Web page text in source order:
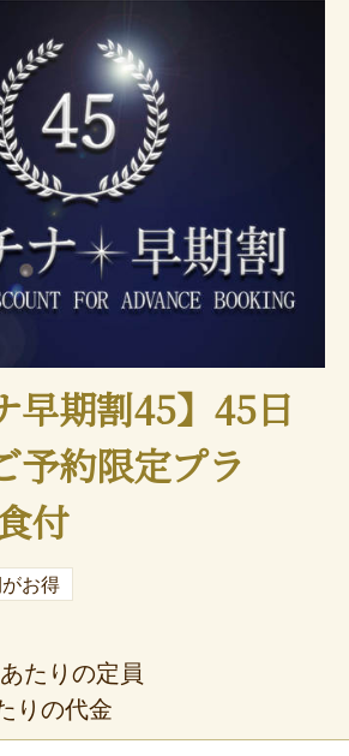
早期割45】45日
予約限定プラ
付
お得
たりの定員
りの代金